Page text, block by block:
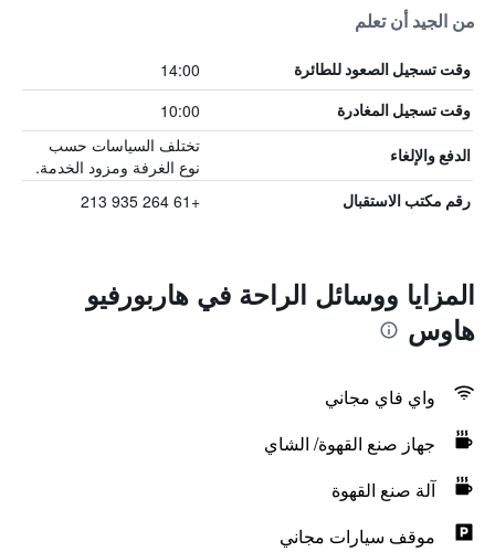
من الجيد أن تعلم
وقت تسجيل الصعود للطائرة 14:00
وقت تسجيل المغادرة 10:00
الدفع والإلغاء
تختلف السياسات حسب
نوع الغرفة ومزود الخدمة.
رقم مكتب الاستقبال +61 264 935 213
المزايا ووسائل الراحة في هاربورفيو
هاوس
واي فاي مجاني
جهاز صنع القهوة/ الشاي
آلة صنع القهوة
موقف سيارات مجاني